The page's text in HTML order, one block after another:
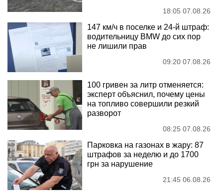
18:05 07.08.26
147 км/ч в поселке и 24-й штраф:
водительницу BMW до сих пор
не лишили прав
09:20 07.08.26
100 гривен за литр отменяется:
эксперт объяснил, почему цены
на топливо совершили резкий
разворот
08:25 07.08.26
Парковка на газонах в жару: 87
штрафов за неделю и до 1700
грн за нарушение
21:45 06.08.26